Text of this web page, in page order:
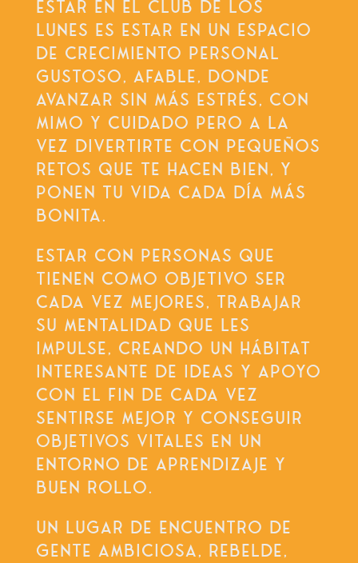
ESTAR EN EL CLUB DE LOS
LUNES ES ESTAR EN UN ESPACIO
DE CRECIMIENTO PERSONAL
GUSTOSO, AFABLE, DONDE
AVANZAR SIN MÁS ESTRÉS, CON
MIMO Y CUIDADO PERO A LA
VEZ DIVERTIRTE CON PEQUEÑOS
RETOS QUE TE HACEN BIEN, Y
PONEN TU VIDA CADA DÍA MÁS
BONITA.
ESTAR CON PERSONAS QUE
TIENEN COMO OBJETIVO SER
CADA VEZ MEJORES, TRABAJAR
SU MENTALIDAD QUE LES
IMPULSE, CREANDO UN HÁBITAT
INTERESANTE DE IDEAS Y APOYO
CON EL FIN DE CADA VEZ
SENTIRSE MEJOR Y CONSEGUIR
OBJETIVOS VITALES EN UN
ENTORNO DE APRENDIZAJE Y
BUEN ROLLO.
UN LUGAR DE ENCUENTRO DE
GENTE AMBICIOSA, REBELDE,